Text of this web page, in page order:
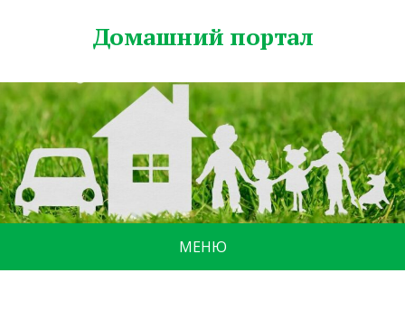
Домашний портал
МЕНЮ